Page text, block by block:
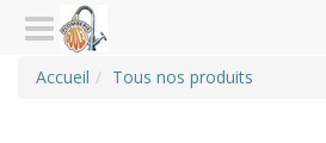
Accueil Tous nos produits